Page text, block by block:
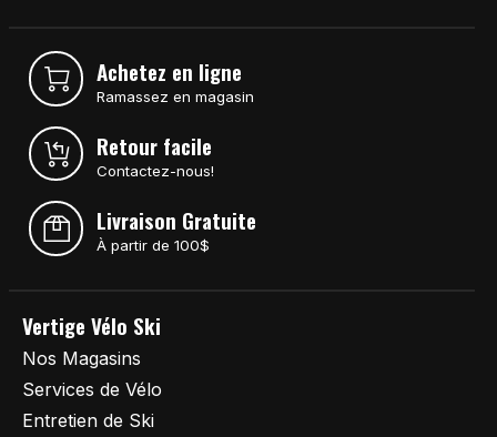
Achetez en ligne
Ramassez en magasin
Retour facile
Contactez-nous!
Livraison Gratuite
À partir de 100$
Vertige Vélo Ski
Nos Magasins
Services de Vélo
Entretien de Ski